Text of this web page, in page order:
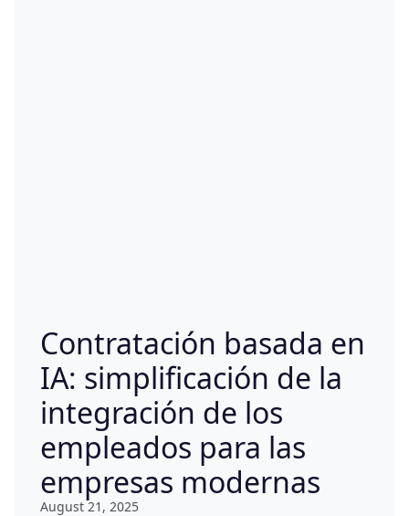
Contratación basada en
IA: simplificación de la
integración de los
empleados para las
empresas modernas
August 21, 2025